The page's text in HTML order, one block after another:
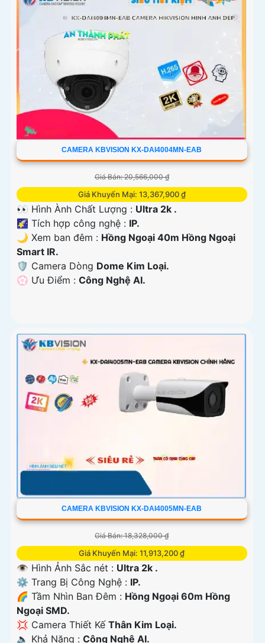
CAMERA KBVISION KX-DAI4004MN-EAB
Giá Bán: 20,566,000 ₫
Giá Khuyến Mại: 13,367,900 ₫
👀 Hình Ành Chất Lượng : Ultra 2k .
🌠 Tích hợp công nghệ : IP.
🌙 Xem ban đêm : Hồng Ngoại 40m Hồng Ngoại
Smart IR.
🛡 Camera Dòng Dome Kim Loại.
️💮 Ưu Điểm : Công Nghệ AI.
CAMERA KBVISION KX-DAI4005MN-EAB
Giá Bán: 18,328,000 ₫
Giá Khuyến Mại: 11,913,200 ₫
👁 Hình Ảnh Sắc nét : Ultra 2k .
⚙ Trang Bị Công Nghệ : IP.
🌈 Tầm Nhìn Ban Đêm : Hồng Ngoại 60m Hồng
Ngoại SMD.
💢 Camera Thiết Kế Thân Kim Loại.
️🔈 Khả Năng : Công Nghệ AI.